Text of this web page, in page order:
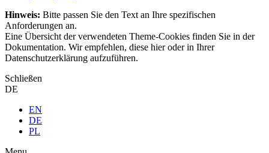
Hinweis: Bitte passen Sie den Text an Ihre spezifischen
Anforderungen an.
Eine Übersicht der verwendeten Theme-Cookies finden Sie in der
Dokumentation. Wir empfehlen, diese hier oder in Ihrer
Datenschutzerklärung aufzuführen.
Schließen
DE
EN
DE
PL